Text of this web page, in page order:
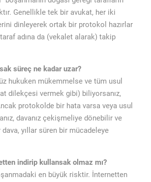
Genellikle tek bir avukat, her iki
dinleyerek ortak bir protokol hazırlar
adına da (vekalet alarak) takip
süreç ne kadar uzar?
hukuken mükemmelse ve tüm usul
dilekçesi vermek gibi) biliyorsanız,
protokolde bir hata varsa veya usul
davanız çekişmeliye dönebilir ve
yıllar süren bir mücadeleye
indirip kullansak olmaz mı?
en büyük risktir. İnternetten